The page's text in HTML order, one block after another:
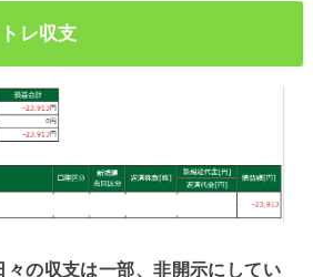
レ収支
の収支は一部、非開示にしてい